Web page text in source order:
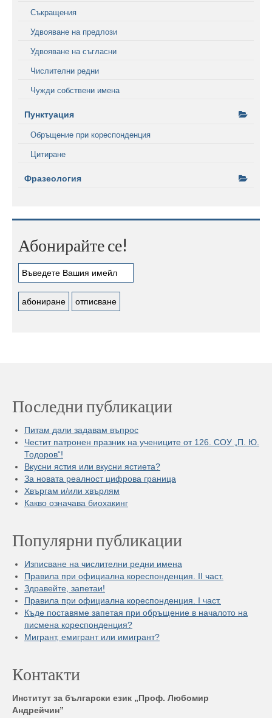
Съкращения
Удвояване на предлози
Удвояване на съгласни
Числителни редни
Чужди собствени имена
Пунктуация
Обръщение при кореспонденция
Цитиране
Фразеология
Абонирайте се!
Последни публикации
Питам дали задавам въпрос
Честит патронен празник на учениците от 126. СОУ „П. Ю.
Тодоров“!
Вкусни ястия или вкусни ястиета?
За новата реалност цифрова граница
Хвъргам и/или хвърлям
Какво означава биохакинг
Популярни публикации
Изписване на числителни редни имена
Правила при официална кореспонденция. II част.
Здравейте, запетаи!
Правила при официална кореспонденция. I част.
Къде поставяме запетая при обръщение в началото на
писмена кореспонденция?
Мигрант, емигрант или имигрант?
Контакти
Институт за български език „Проф. Любомир
Андрейчин”